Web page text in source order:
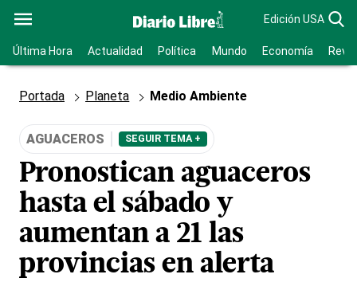
Edición USA
Última Hora Actualidad Política Mundo Economía
Portada Planeta Medio Ambiente
AGUACEROS SEGUIR TEMA +
Pronostican aguaceros
hasta el sábado y
aumentan a 21 las
provincias en alerta